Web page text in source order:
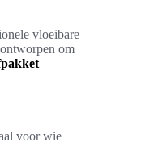
vloeibare
om
voor wie